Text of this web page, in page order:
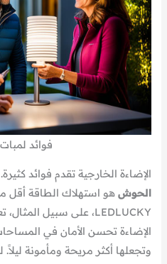
فوائد
الإضاءة الخارجية تقدم فوائد
الحوش هو استهلاك الطاقة أقل من
LEDLUCKY، على سبيل المثال، تعتبر فعالة للغاية.
الإضاءة تحسن الأمان في